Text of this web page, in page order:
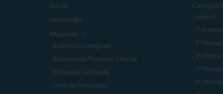
Inicio
Lecciones
Materias
- Audición y Lenguaje
- Autonomía Personal y Social
- Biología y Geología
- Ciencias Naturales
- Infantil
- 1º
- 2º
- 3º
- 4º
- 5º